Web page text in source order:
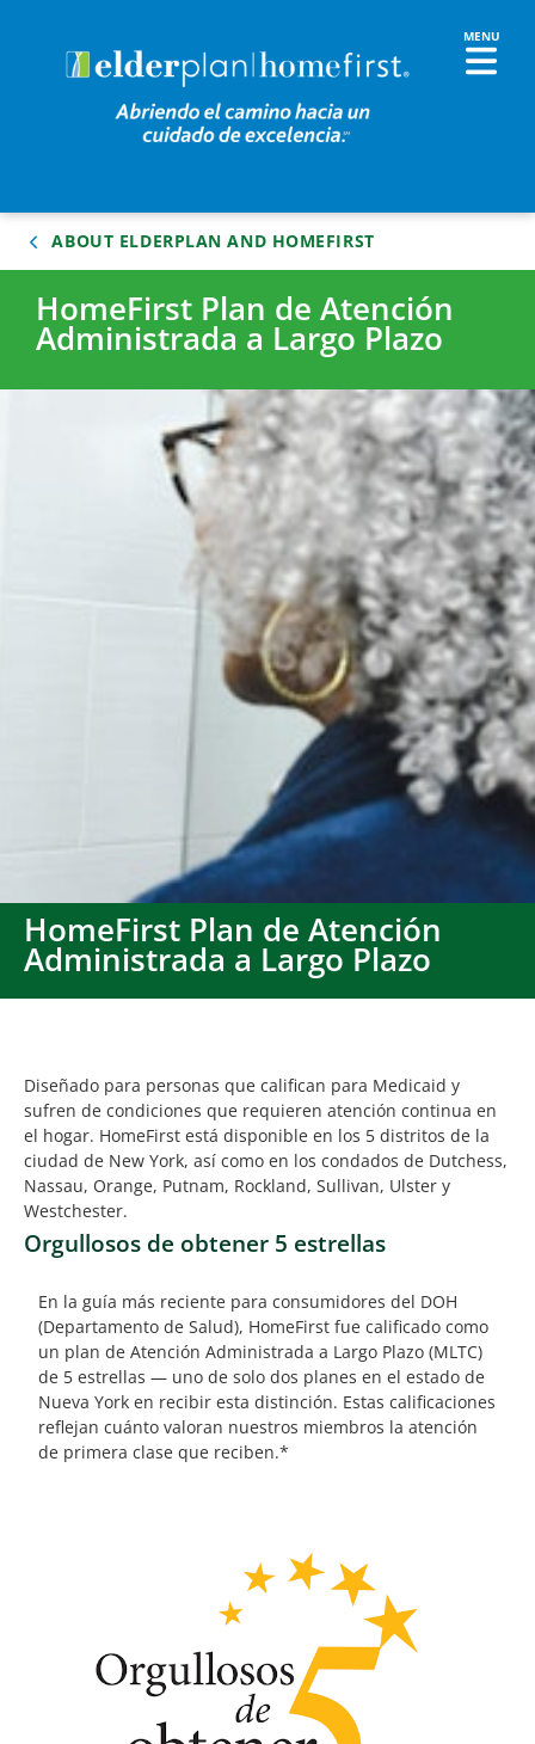
ABOUT ELDERPLAN AND HOMEFIRST
HomeFirst Plan de Atención
Administrada a Largo Plazo
HomeFirst Plan de Atención
Administrada a Largo Plazo
Diseñado para personas que califican para Medicaid y
sufren de condiciones que requieren atención continua en
el hogar. HomeFirst está disponible en los 5 distritos de la
ciudad de New York, así como en los condados de Dutchess,
Nassau, Orange, Putnam, Rockland, Sullivan, Ulster y
Westchester.
Orgullosos de obtener 5 estrellas
En la guía más reciente para consumidores del DOH
(Departamento de Salud), HomeFirst fue calificado como
un plan de Atención Administrada a Largo Plazo (MLTC)
de 5 estrellas — uno de solo dos planes en el estado de
Nueva York en recibir esta distinción. Estas calificaciones
reflejan cuánto valoran nuestros miembros la atención
de primera clase que reciben.*